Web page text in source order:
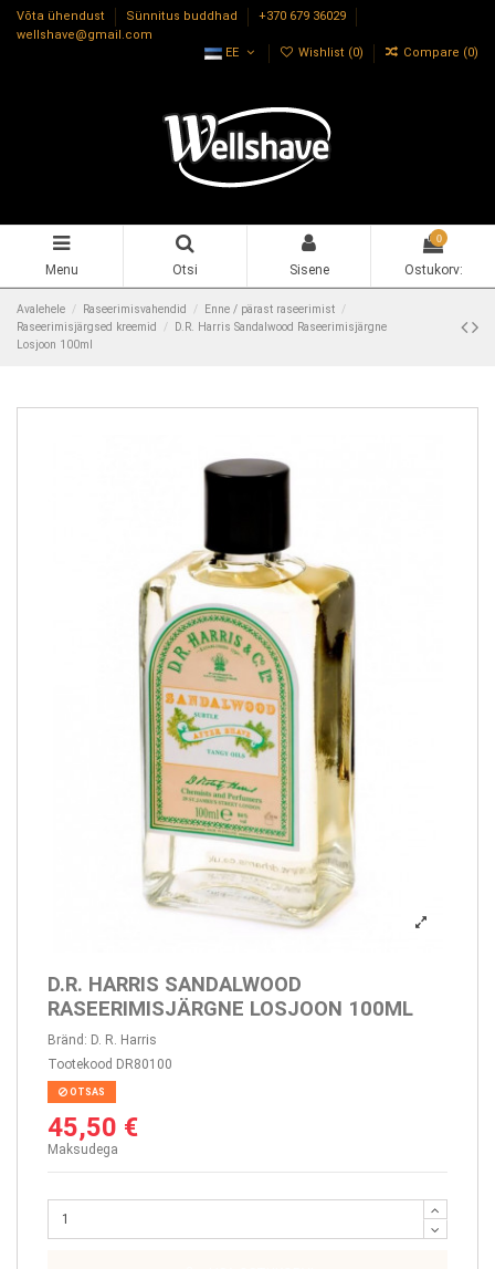
Võta ühendust Sünnitus buddhad
+370 679 36029
wellshave@gmail.com
EE
Wishlist (0) Compare (0)
Menu Otsi Sisene
0
Ostukorv:
Avalehele Raseerimisvahendid
Enne / pärast raseerimist
Raseerimisjärgsed kreemid
D.R. Harris Sandalwood Raseerimisjärgne
Losjoon 100ml
D.R. HARRIS SANDALWOOD
RASEERIMISJÄRGNE LOSJOON 100ML
Bränd: D. R. Harris
Tootekood DR80100
OTSAS
45,50 €
Maksudega